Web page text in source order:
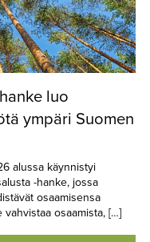
luo
ympäri Suomen
alussa käynnistyi
-hanke, jossa
osaamisensa
osaamista, […]